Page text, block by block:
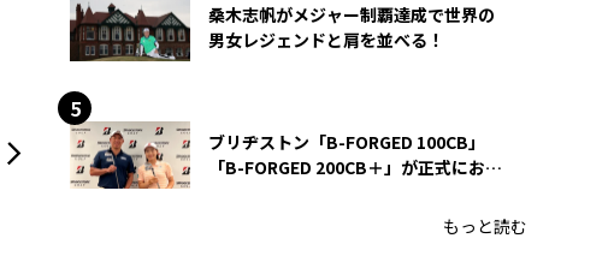
桑木志帆がメジャー制覇達成で世界の
男女レジェンドと肩を並べる！
ブリヂストン「B-FORGED 100CB」
「B-FORGED 200CB＋」が正式にお披
もっと読む